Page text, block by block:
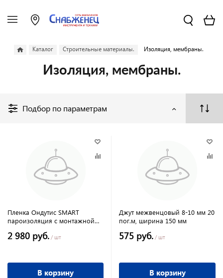
Каталог Строительные материалы. Изоляция, мембраны.
Изоляция, мембраны.
Подбор по параметрам
Пленка Ондутис SMART
пароизоляция с монтажной
2 980 руб. / шт
В корзину
Джут межвенцовый 8-10 мм 20
пог.м, ширина 150 мм
575 руб. / шт
В корзину